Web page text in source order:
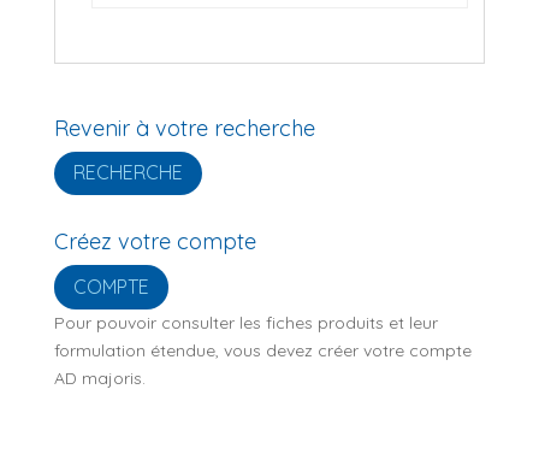
Revenir à votre recherche
RECHERCHE
Créez votre compte
COMPTE
Pour pouvoir consulter les fiches produits et leur
formulation étendue, vous devez créer votre compte
AD majoris.